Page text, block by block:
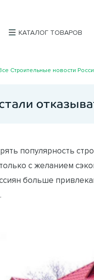
КАТАЛОГ ТОВАРОВ
Строительные новости
популярность
с желанием
больше